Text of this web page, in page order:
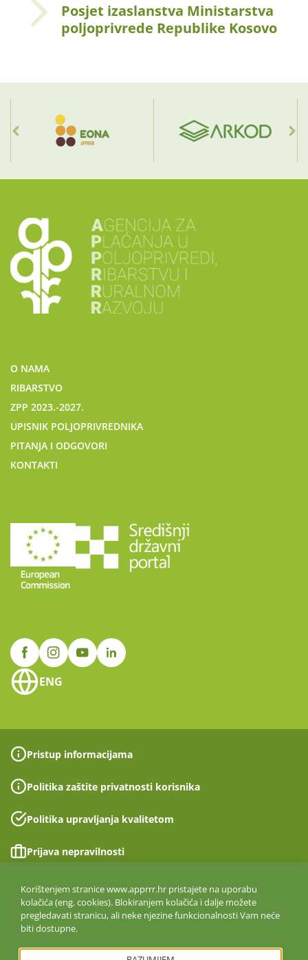
Posjet izaslanstva Ministarstva
poljoprivrede Republike Kosovo
O NAMA
RIBARSTVO
ZPP 2023.-2027.
UPISNIK POLJOPRIVREDNIKA
PITANJA I ODGOVORI
KONTAKTI
ENG
Pristup informacijama
Politika zaštite privatnosti korisnika
Politika upravljanja kvalitetom
Prijava nepravilnosti
Izjava o pristupačnosti
Politika informacijske sigurnosti
ISO 27001:2022
Korištenjem stranice www.apprrr.hr pristajete na uporabu
kolačića (eng. cookies). Blokiranjem kolačića i dalje možete
pregledavati stranicu, ali neke njezine funkcionalnosti Vam neće
biti dostupne.